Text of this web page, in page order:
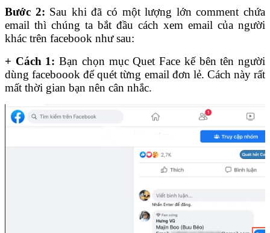
Bước 2: Sau khi đã có một lượng lớn comment chứa
email thì chúng ta bắt đầu cách xem email của người
khác trên facebook như sau:
+ Cách 1: Bạn chọn mục Quet Face kế bên tên người
dùng faceboook để quét từng email đơn lẻ. Cách này rất
mất thời gian bạn nên cân nhắc.